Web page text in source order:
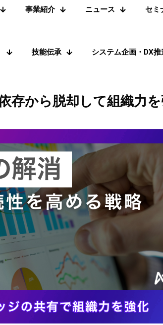
事業紹介 ニュース セミ
技能伝承 システム企画・DX推
存から脱却して組織力